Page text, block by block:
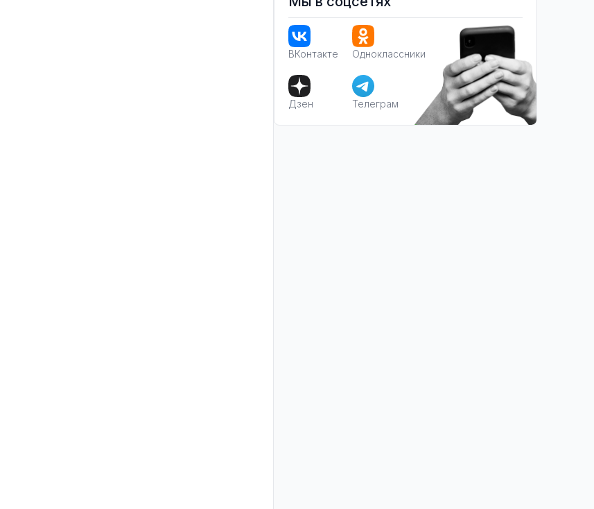
ВКонтакте Одноклассники
Дзен Телеграм